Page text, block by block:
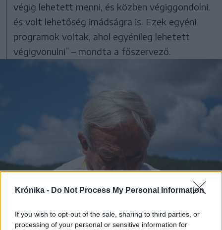
Krónika - Do Not Process My Personal Information
If you wish to opt-out of the sale, sharing to third parties, or
processing of your personal or sensitive information for
végig lehetett menni, és közben végiggondolni,
és volt lehetőség imádságra is. Ezek egyéni
programok voltak, ahol egyénileg lehetett
végigvonulni” – mondta a főszervező.